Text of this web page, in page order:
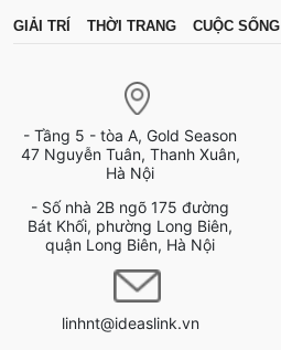
GIẢI TRÍ THỜI TRANG CUỘC SỐNG
- Tầng 5 - tòa A, Gold Season
47 Nguyễn Tuân, Thanh Xuân,
Hà Nội
- Số nhà 2B ngõ 175 đường
Bát Khối, phường Long Biên,
quận Long Biên, Hà Nội
linhnt@ideaslink.vn